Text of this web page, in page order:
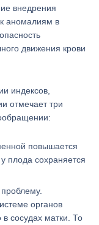
внедрения
аномалиям в
движения крови
индексов,
отмечает три
повышается
плода сохраняется
органов
сосудах матки. То